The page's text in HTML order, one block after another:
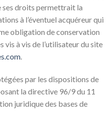
ses droits permettrait la
à l’éventuel acquéreur qui
obligation de conservation
à vis de l’utilisateur du site
par les dispositions de
la directive 96/9 du 11
juridique des bases de